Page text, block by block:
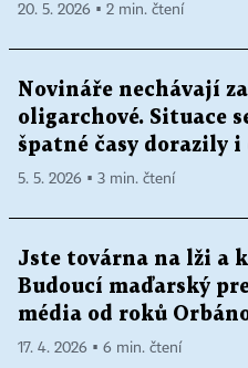
20. 5. 2026 ▪ 2 min. čtení
Novináře nechávají
oligarchové. Situace
špatné časy dorazily
5. 5. 2026 ▪ 3 min. čtení
Jste továrna na lži a
Budoucí maďarský
média od roků
17. 4. 2026 ▪ 6 min. čtení